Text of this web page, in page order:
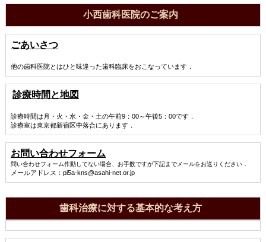
小西歯科医院のご案内
ごあいさつ
他の歯科医院とはひと味違った歯科臨床をおこなっています．
診療時間と地図
診療時間は月・火・水・金・土の午前9：00～午後5：00です．
診療室は東京都新宿区中落合にあります．
お問い合わせフォーム
問い合わせフォーム作動してない場合、お手数ですが下記までメールをお送りください．
メールアドレス：pi5a-kns@asahi-net.or.jp
歯科治療に対する基本的な考え方